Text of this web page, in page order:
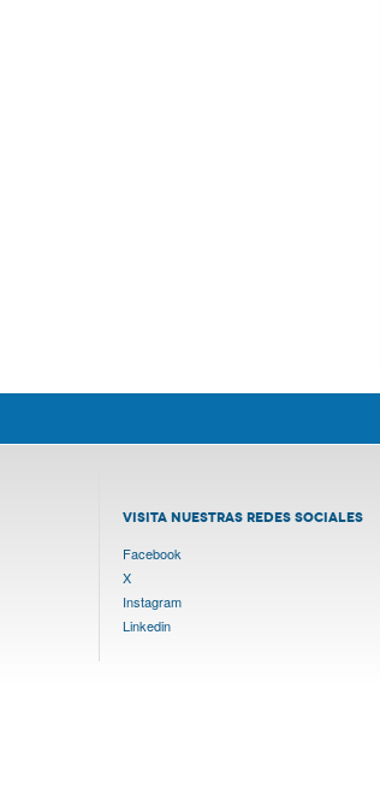
VISITA NUESTRAS REDES SOCIALES
Facebook
X
Instagram
Linkedin